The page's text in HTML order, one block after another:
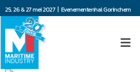
25, 26 & 27 mei 2027 | Evenementenhal Gorinchem